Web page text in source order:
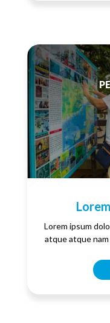
Lorem ipsum
atque atque